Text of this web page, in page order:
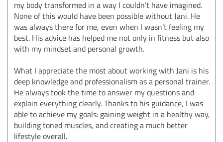
my body transformed in a way I couldn’t have imagined.
None of this would have been possible without Jani. He
was always there for me, even when I wasn’t feeling my
best. His advice has helped me not only in fitness but also
with my mindset and personal growth.
What I appreciate the most about working with Jani is his
deep knowledge and professionalism as a personal trainer.
He always took the time to answer my questions and
explain everything clearly. Thanks to his guidance, I was
able to achieve my goals: gaining weight in a healthy way,
building toned muscles, and creating a much better
lifestyle overall.